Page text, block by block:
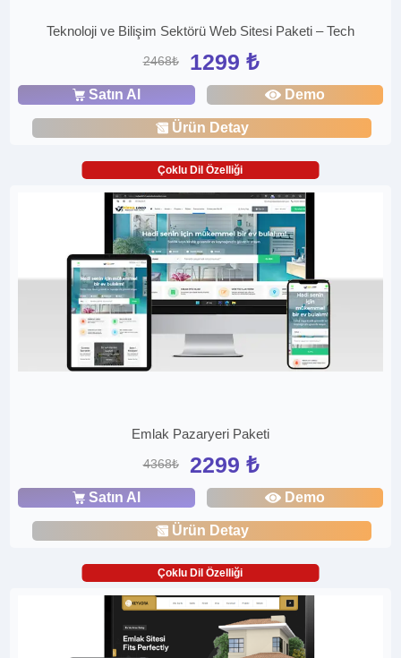
Teknoloji ve Bilişim Sektörü Web Sitesi Paketi – Tech
2468₺ 1299 ₺
Satın Al Demo
Ürün Detay
Çoklu Dil Özelliği
Emlak Pazaryeri Paketi
4368₺ 2299 ₺
Satın Al Demo
Ürün Detay
Çoklu Dil Özelliği